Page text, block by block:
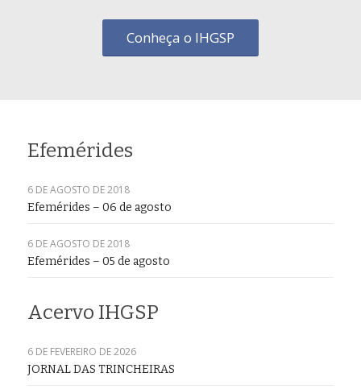
Conheça o IHGSP
Efemérides
6 DE AGOSTO DE 2018
Efemérides – 06 de agosto
6 DE AGOSTO DE 2018
Efemérides – 05 de agosto
Acervo IHGSP
6 DE FEVEREIRO DE 2026
JORNAL DAS TRINCHEIRAS